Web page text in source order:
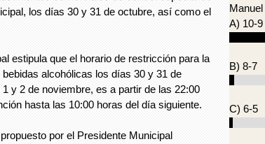
los días 30 y 31 de octubre, así como el
estipula que el horario de restricción para la
alcohólicas los días 30 y 31 de
y 2 de noviembre, es a partir de las 22:00
hasta las 10:00 horas del día siguiente.
por el Presidente Municipal
A) 10-9
B) 8-7
C) 6-5